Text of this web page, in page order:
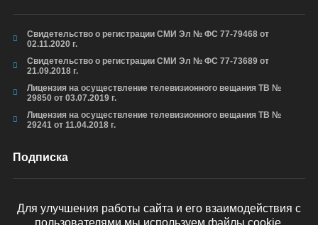
Свидетельство о регистрации СМИ Эл № ФС 77-79468 от
02.11.2020 г.
Свидетельство о регистрации СМИ Эл № ФС 77-73689 от
21.09.2018 г.
Лицензия на осуществление телевизионного вещания ТВ №
29850 от 03.07.2019 г.
Лицензия на осуществление телевизионного вещания ТВ №
29241 от 11.04.2018 г.
Подписка
Для улучшения работы сайта и его взаимодействия с
пользователями мы используем файлы cookie.